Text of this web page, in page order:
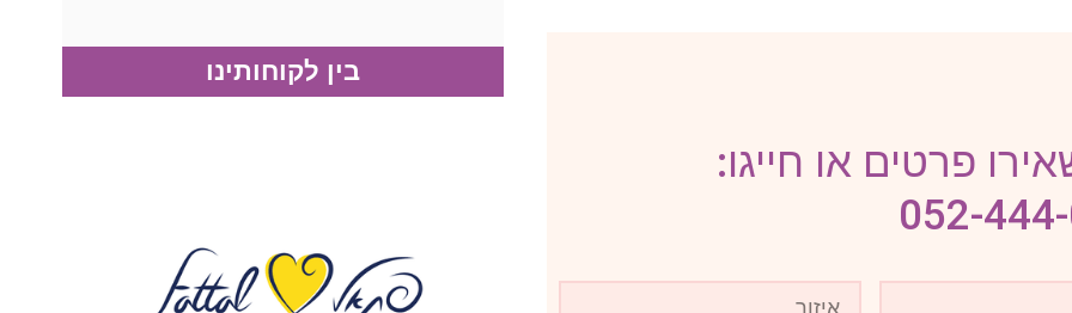
פרטים או חייגו:
052-
בין לקוחותינו